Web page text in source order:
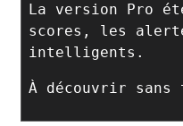
La version Pro
scores, les
intelligents.
À découvrir sans